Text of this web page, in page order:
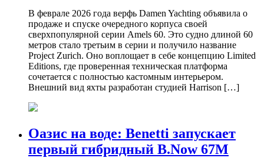
В феврале 2026 года верфь Damen Yachting объявила о
продаже и спуске очередного корпуса своей
сверхпопулярной серии Amels 60. Это судно длиной 60
метров стало третьим в серии и получило название
Project Zurich. Оно воплощает в себе концепцию Limited
Editions, где проверенная техническая платформа
сочетается с полностью кастомным интерьером.
Внешний вид яхты разработан студией Harrison […]
Оазис на воде: Benetti запускает
первый гибридный B.Now 67M